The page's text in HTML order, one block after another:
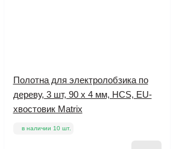
Полотна для электролобзика по
дереву, 3 шт, 90 х 4 мм, HCS, EU-
хвостовик Matrix
в наличии 10 шт.